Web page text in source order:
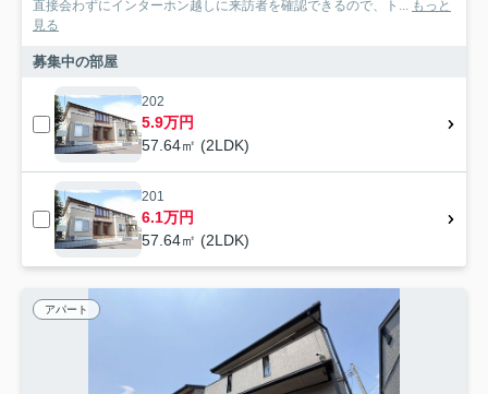
直接会わずにインターホン越しに来訪者を確認できるので、ト... もっと
見る
募集中の部屋
202
5.9万円
57.64㎡ (2LDK)
201
6.1万円
57.64㎡ (2LDK)
アパート